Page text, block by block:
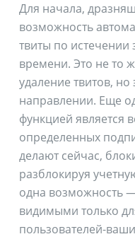
Для начала,
возможность
твиты по истечении
времени. Это не то
удаление твитов,
направлении. Еще
функцией является
определенных
делают сейчас,
разблокируя
одна возможность
видимыми только
пользователей-